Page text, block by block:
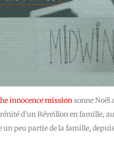
innocence missionsonne Noël
d’un Réveillon en famille,
peu partie de la famille,